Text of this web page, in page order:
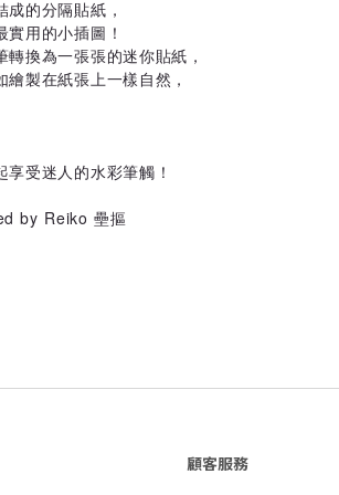
的分隔貼紙，
用的小插圖！
換為一張張的迷你貼紙，
製在紙張上一樣自然，
受迷人的水彩筆觸！
by Reiko 壘摳
顧客服務